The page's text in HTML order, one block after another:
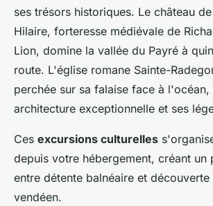
ses trésors historiques. Le château
Hilaire, forteresse médiévale de
Lion, domine la vallée du Payré à
route. L'église romane Sainte-
perchée sur sa falaise face à
architecture exceptionnelle et ses
Ces excursions culturelles
depuis votre hébergement, créant un
entre détente balnéaire et
vendéen.